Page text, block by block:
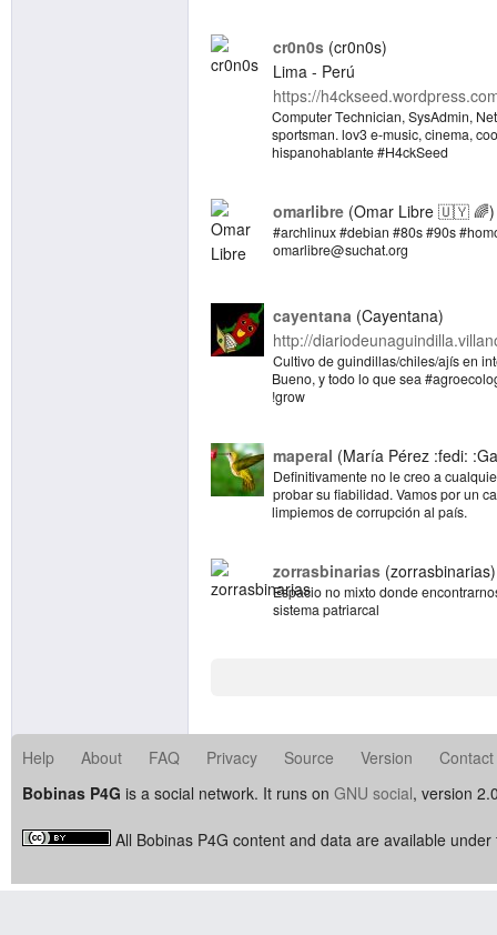
cr0n0s cr0n0s
Lima - Perú
https://
Computer Technician, SysAdmin,
sportsman. lov3 e-music, cinema,
hispanohablante #H4ckSeed
omarlibre Omar Libre 🇺🇾 🌈
#archlinux #debian #80s #90s
omarlibre@suchat.org
cayentana Cayentana
http://
Cultivo de guindillas/chiles/ajís en
Bueno, y todo lo que sea
!grow
maperal María Pérez :fedi:
Definitivamente no le creo a
probar su fiabilidad. Vamos por un
limpiemos de corrupción al país.
zorrasbinarias zorrasbinarias
Espacio no mixto donde
sistema patriarcal
Help About FAQ Privacy Source Version
Contact
Bobinas P4G is a social network. It runs on GNU social, version
All Bobinas P4G content and data are available